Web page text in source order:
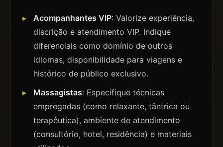
Acompanhantes VIP: Valorize experiência,
discrição e atendimento VIP. Indique
diferenciais como domínio de outros
idiomas, disponibilidade para viagens e
histórico de público exclusivo.
Massagistas: Especifique técnicas
empregadas (como relaxante, tântrica ou
terapêutica), ambiente de atendimento
(consultório, hotel, residência) e materiais